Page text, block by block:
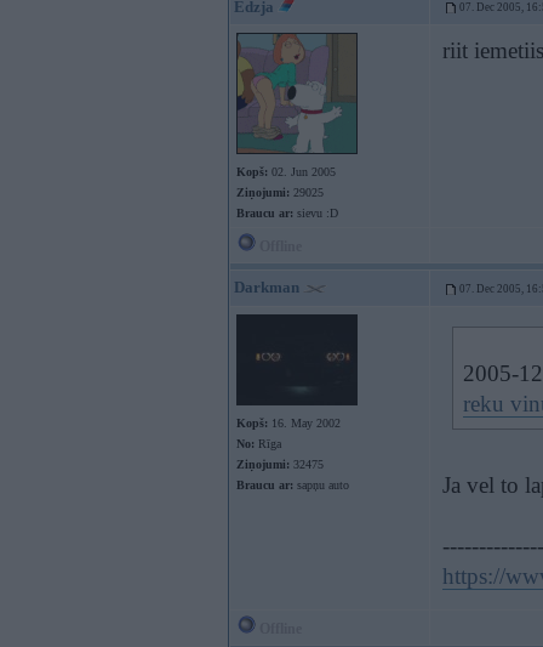
Edzja 07. Dec 2005,
Kopš: 02. Jun 2005
Ziņojumi: 29025
Braucu ar: sievu :D
riit
Darkman 07. Dec 2005,
Kopš: 16. May 2002
No: Rīga
Ziņojumi: 32475
Braucu ar: sapņu auto
2005-
reku
Ja vel to
https://